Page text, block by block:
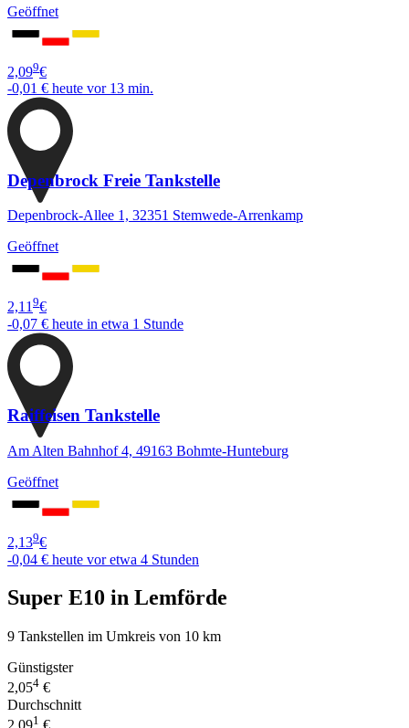
Geöffnet
2,099€
-0,01 € heute vor 13 min.
Depenbrock Freie Tankstelle
Depenbrock-Allee 1, 32351 Stemwede-Arrenkamp
Geöffnet
2,119€
-0,07 € heute in etwa 1 Stunde
Raiffeisen Tankstelle
Am Alten Bahnhof 4, 49163 Bohmte-Hunteburg
Geöffnet
2,139€
-0,04 € heute vor etwa 4 Stunden
Super E10 in Lemförde
9 Tankstellen im Umkreis von 10 km
Günstigster
2,054 €
Durchschnitt
2,091 €